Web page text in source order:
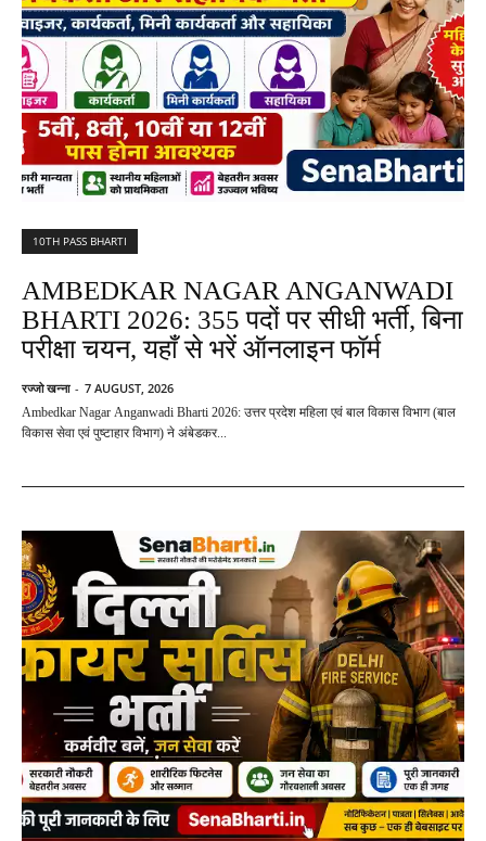
10TH PASS BHARTI
AMBEDKAR NAGAR ANGANWADI
BHARTI 2026: 355 पदों पर सीधी भर्ती, बिना
परीक्षा चयन, यहाँ से भरें ऑनलाइन फॉर्म
रज्जो खन्ना - 7 AUGUST, 2026
Ambedkar Nagar Anganwadi Bharti 2026: उत्तर प्रदेश महिला एवं बाल विकास विभाग (बाल
विकास सेवा एवं पुष्टाहार विभाग) ने अंबेडकर...